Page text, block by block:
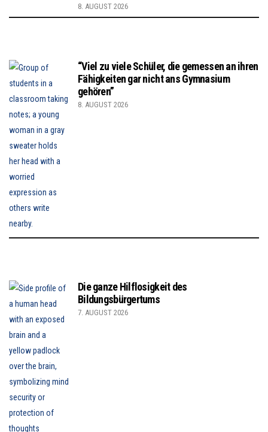
8. AUGUST 2026
“Viel zu viele Schüler, die gemessen an ihren
Fähigkeiten gar nicht ans Gymnasium
gehören”
8. AUGUST 2026
Die ganze Hilflosigkeit des
Bildungsbürgertums
7. AUGUST 2026